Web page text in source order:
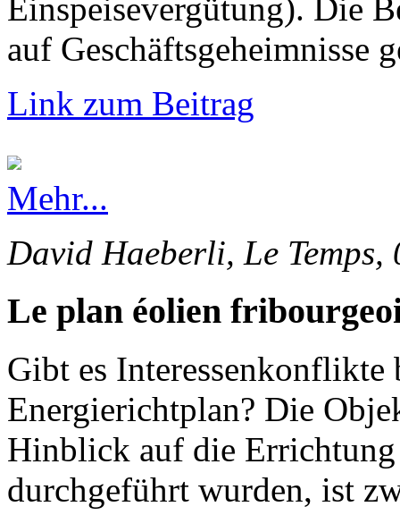
Einspeisevergütung). Die
auf Geschäftsgeheimnisse
Link zum Beitrag
Mehr...
David Haeberli, Le Temps,
Le plan éolien
Gibt es Interessenkonflikte
Energierichtplan? Die
Hinblick auf die
durchgeführt wurden, ist